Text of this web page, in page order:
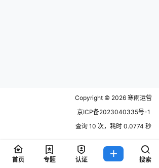
Copyright © 2026 寒雨运营
京ICP备2023040335号-1
查询 10 次，耗时 0.0774 秒
首页 专题 认证 搜索